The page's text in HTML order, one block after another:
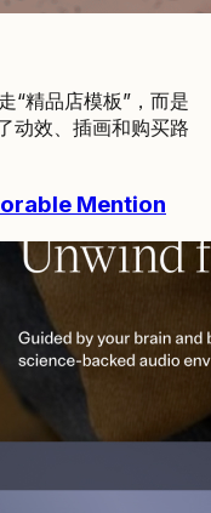
“精品店模板”，而是
动效、插画和购买路
Mention